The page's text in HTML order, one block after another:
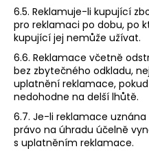
6.5. Reklamuje-li kupující
pro reklamaci po dobu, po
kupující jej nemůže užívat.
6.6. Reklamace včetně
bez zbytečného odkladu,
uplatnění reklamace,
nedohodne na delší lhůtě.
6.7. Je-li reklamace
právo na úhradu účelně
s uplatněním reklamace.